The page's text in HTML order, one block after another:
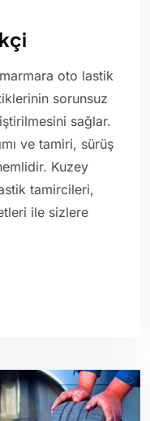
oto lastik
sorunsuz
sağlar.
ve tamiri, sürüş
Kuzey
tamircileri,
ile sizlere